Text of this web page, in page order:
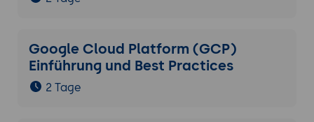
Google Cloud Platform (GCP)
Einführung und Best Practices
2 Tage